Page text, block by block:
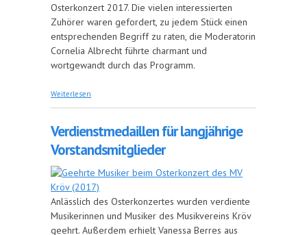
Osterkonzert 2017. Die vielen interessierten
Zuhörer waren gefordert, zu jedem Stück einen
entsprechenden Begriff zu raten, die Moderatorin
Cornelia Albrecht führte charmant und
wortgewandt durch das Programm.
Weiterlesen
Verdienstmedaillen für langjährige
Vorstandsmitglieder
Anlässlich des Osterkonzertes wurden verdiente
Musikerinnen und Musiker des Musikvereins Kröv
geehrt. Außerdem erhielt Vanessa Berres aus